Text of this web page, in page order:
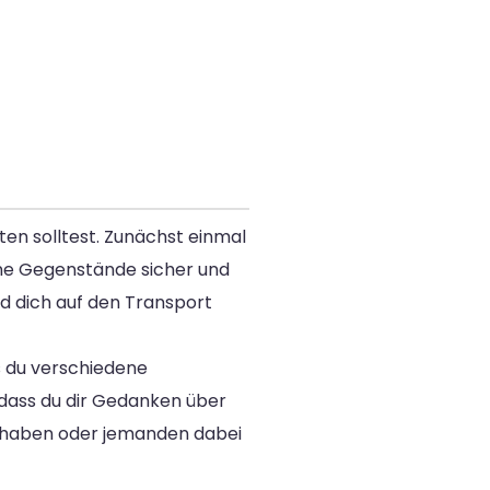
solltest. Zunächst einmal
Gegenstände sicher und
dich auf den Transport
verschiedene
du dir Gedanken über
oder jemanden dabei